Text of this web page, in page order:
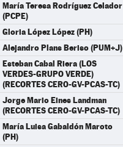
María Teresa Rodríguez Celador
(PCPE)
Gloria López López (PH)
Alejandro Plans Beriso (PUM+J)
Esteban Cabal Riera (LOS
VERDES-GRUPO VERDE)
(RECORTES CERO-GV-PCAS-TC)
Jorge Mario Eines Landman
(RECORTES CERO-GV-PCAS-TC)
María Luisa Gabaldón Maroto
(PH)